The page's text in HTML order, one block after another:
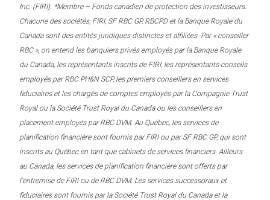
Inc. (FIRI). *Membre – Fonds canadien de protection des investisseurs.
Chacune des sociétés, FIRI, SF RBC GP, RBCPD et la Banque Royale du
Canada sont des entités juridiques distinctes et affiliées. Par « conseiller
RBC », on entend les banquiers privés employés par la Banque Royale
du Canada, les représentants inscrits de FIRI, les représentants-conseils
employés par RBC PH&N SCP, les premiers conseillers en services
fiduciaires et les chargés de comptes employés par la Compagnie Trust
Royal ou la Société Trust Royal du Canada ou les conseillers en
placement employés par RBC DVM. Au Québec, les services de
planification financière sont fournis par FIRI ou par SF RBC GP, qui sont
inscrits au Québec en tant que cabinets de services financiers. Ailleurs
au Canada, les services de planification financière sont offerts par
l’entremise de FIRI ou de RBC DVM. Les services successoraux et
fiduciaires sont fournis par la Société Trust Royal du Canada et la